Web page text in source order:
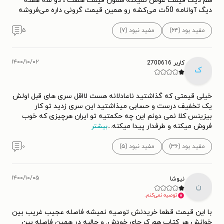
جی کی رولینگ و آثارش تاکنون برنده‌ی جوایز بسیاری شده‌اند.
کتاب‌های مجموعه‌ی هری پاتر از سال ۱۹۹۷ تا به امروز برنده‌ی
جوایز و عناوین متعددی از جمله بهترین کتاب سال کودکان،
جایزه‌ی برام استوکر برای بهترین اثر برای خوانندگان جوان و جایزه‌ی
را از جمله بهترین نویسنده‌ی سال، جایزه‌ی دستاورد برجسته از
جایزه‌ی کتاب بریتانیا و همچنین جایزه‌ی بفتا برای مشارکت
توسط نشریات برتر، به عنوان تاثیرگذارترین زن بریتانیا شناخته شد.
دیگ آوانامه 50ت می‌کشه رو همین قیمت گرونی داره می‌فروشه
مفید بود (۶۴) مفید نبود (۷) ۵
ک
کاربر 2700616 ۱۴۰۰/۱۰/۰۲
خیلی قیمتی که گذاشتید ناعادلانه هست لااقل سری های قبل اولش
یک تخفیف درست و حسابی میذاشتید این سری زدید تو کار
بیزینس کلا نمی دونم این چه حکمتیه تو ایران هرچیزی که خوب
فروش میکنه و طرفدار پیدا میکنه...بیشتر
مفید بود (۳۶) مفید نبود (۵) ۰
ن
نیوشا
توصیه نمی‌کنم.
۱۴۰۰/۱۰/۰۵
با این قیمت قطعا خریدنش توصیه نمیشه فاصله عجیب غریب بین